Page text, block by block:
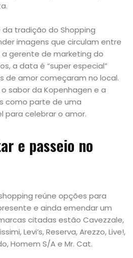
tradição do Shopping
imagens que circulam entre
gerente de marketing do
a data é “super especial”
de amor começaram no local.
sabor da Kopenhagen e a
como parte de uma
para celebrar o amor.
e passeio no
reúne opções para
e ainda emendar um
citadas estão Cavezzale,
Levi’s, Reserva, Arezzo, Live!,
Homem S/A e Mr. Cat.